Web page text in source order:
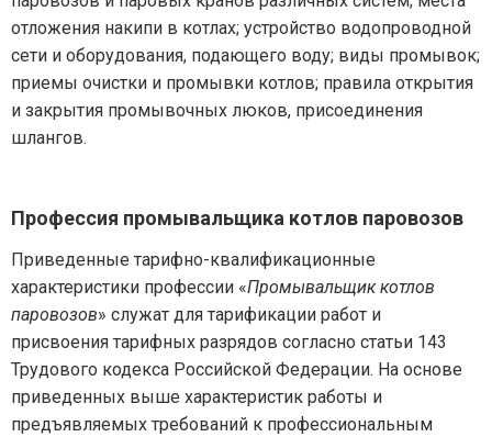
отложения накипи в котлах; устройство водопроводной
сети и оборудования, подающего воду; виды промывок;
приемы очистки и промывки котлов; правила открытия
и закрытия промывочных люков, присоединения
шлангов.
Профессия промывальщика котлов паровозов
Приведенные тарифно-квалификационные
характеристики профессии «Промывальщик котлов
паровозов» служат для тарификации работ и
присвоения тарифных разрядов согласно статьи 143
Трудового кодекса Российской Федерации. На основе
приведенных выше характеристик работы и
предъявляемых требований к профессиональным